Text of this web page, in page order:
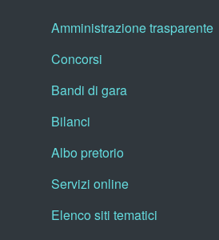
Amministrazione trasparente
Concorsi
Bandi di gara
Bilanci
Albo pretorio
Servizi online
Elenco siti tematici